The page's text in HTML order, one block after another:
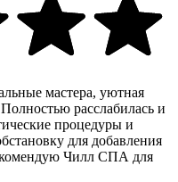
мастера, уютная
расслабилась и
процедуры и
для добавления
Чилл СПА для